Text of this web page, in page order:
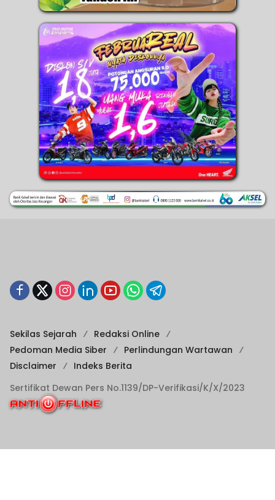
Sekilas Sejarah
Redaksi Online
Pedoman Media Siber
Perlindungan Wartawan
Disclaimer
Indeks Berita
Sertifikat Dewan Pers No.1139/DP-Verifikasi/K/X/2023